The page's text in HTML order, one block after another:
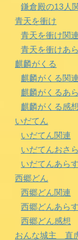
鎌倉殿の13人
青天を衝け
青天を衝け関連
青天を衝けあ
麒麟がくる
麒麟がくる関連
麒麟がくるあ
麒麟がくる感想
いだてん
いだてん関連
いだてんおさ
いだてんあら
西郷どん
西郷どん関連
西郷どんあら
西郷どん感想
おんな城主 直